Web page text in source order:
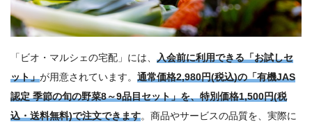
「ビオ・マルシェの宅配」には、 入会前に利用できる「お試しセ
ット」が用意されています。 通常価格2,980円(税込)の「有機JAS
認定 季節の旬の野菜8～9品目セット」を、特別価格1,500円(税
込・送料無料)で注文できます。商品やサービスの品質を、実際に